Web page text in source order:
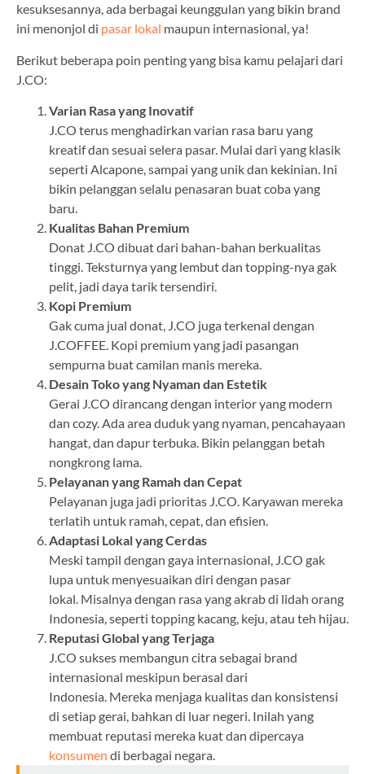
kesuksesannya, ada berbagai keunggulan yang bikin brand
ini menonjol di pasar lokal maupun internasional, ya!
Berikut beberapa poin penting yang bisa kamu pelajari dari
J.CO:
Varian Rasa yang Inovatif
J.CO terus menghadirkan varian rasa baru yang
kreatif dan sesuai selera pasar. Mulai dari yang klasik
seperti Alcapone, sampai yang unik dan kekinian. Ini
bikin pelanggan selalu penasaran buat coba yang
baru.
Kualitas Bahan Premium
Donat J.CO dibuat dari bahan-bahan berkualitas
tinggi. Teksturnya yang lembut dan topping-nya gak
pelit, jadi daya tarik tersendiri.
Kopi Premium
Gak cuma jual donat, J.CO juga terkenal dengan
J.COFFEE. Kopi premium yang jadi pasangan
sempurna buat camilan manis mereka.
Desain Toko yang Nyaman dan Estetik
Gerai J.CO dirancang dengan interior yang modern
dan cozy. Ada area duduk yang nyaman, pencahayaan
hangat, dan dapur terbuka. Bikin pelanggan betah
nongkrong lama.
Pelayanan yang Ramah dan Cepat
Pelayanan juga jadi prioritas J.CO. Karyawan mereka
terlatih untuk ramah, cepat, dan efisien.
Adaptasi Lokal yang Cerdas
Meski tampil dengan gaya internasional, J.CO gak
lupa untuk menyesuaikan diri dengan pasar
lokal. Misalnya dengan rasa yang akrab di lidah orang
Indonesia, seperti topping kacang, keju, atau teh hijau.
Reputasi Global yang Terjaga
J.CO sukses membangun citra sebagai brand
internasional meskipun berasal dari
Indonesia. Mereka menjaga kualitas dan konsistensi
di setiap gerai, bahkan di luar negeri. Inilah yang
membuat reputasi mereka kuat dan dipercaya
konsumen di berbagai negara.